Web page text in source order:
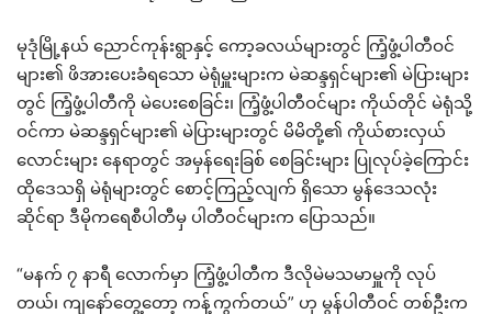
မုဒုံမြို့နယ် ညောင်ကုန်းရွာနှင့် ကော့ခလယ်များတွင် ကြံ့ဖွံ့ပါတီဝင်
များ၏ ဖိအားပေးခံရသော မဲရုံမှူးများက မဲဆန္ဒရှင်များ၏ မဲပြားများ
တွင် ကြံ့ဖွံ့ပါတီကို မဲပေးစေခြင်း၊ ကြံ့ဖွံ့ပါတီဝင်များ ကိုယ်တိုင် မဲရုံသို့
ဝင်ကာ မဲဆန္ဒရှင်များ၏ မဲပြားများတွင် မိမိတို့၏ ကိုယ်စားလှယ်
လောင်းများ နေရာတွင် အမှန်ရေးခြစ် စေခြင်းများ ပြုလုပ်ခဲ့ကြောင်း
ထိုဒေသရှိ မဲရုံများတွင် စောင့်ကြည့်လျက် ရှိသော မွန်ဒေသလုံး
ဆိုင်ရာ ဒီမိုကရေစီပါတီမှ ပါတီဝင်များက ပြောသည်။
“မနက် ၇ နာရီ လောက်မှာ ကြံ့ဖွံ့ပါတီက ဒီလိုမဲမသမာမှူကို လုပ်
တယ်၊ ကျနော်တွေ့တော့ ကန့်ကွက်တယ်” ဟု မွန်ပါတီဝင် တစ်ဦးက